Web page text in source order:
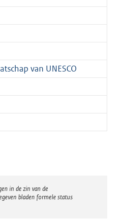
van UNESCO
in de zin van de
bladen formele status